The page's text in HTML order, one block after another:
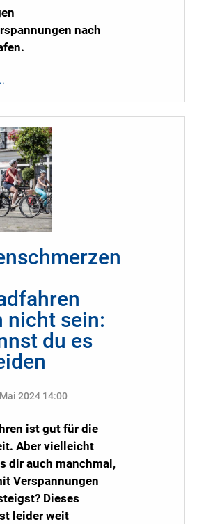
nach
nicht sein:
du es
2024 14:00
ist gut für die
Aber vielleicht
dir auch manchmal,
Verspannungen
Dieses
leider weit